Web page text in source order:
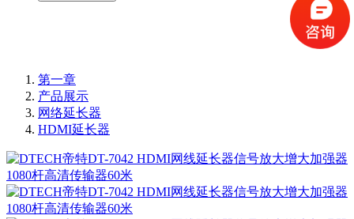
第一章
产品展示
网络延长器
HDMI延长器